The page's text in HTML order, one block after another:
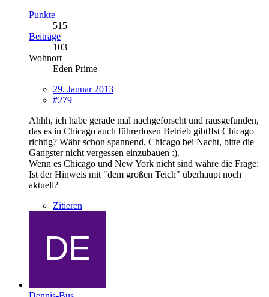
Punkte
515
Beiträge
103
Wohnort
Eden Prime
29. Januar 2013
#279
Ahhh, ich habe gerade mal nachgeforscht und rausgefunden,
das es in Chicago auch führerlosen Betrieb gibt!Ist Chicago
richtig? Währ schon spannend, Chicago bei Nacht, bitte die
Gangster nicht vergessen einzubauen :).
Wenn es Chicago und New York nicht sind währe die Frage:
Ist der Hinweis mit "dem großen Teich" überhaupt noch
aktuell?
Zitieren